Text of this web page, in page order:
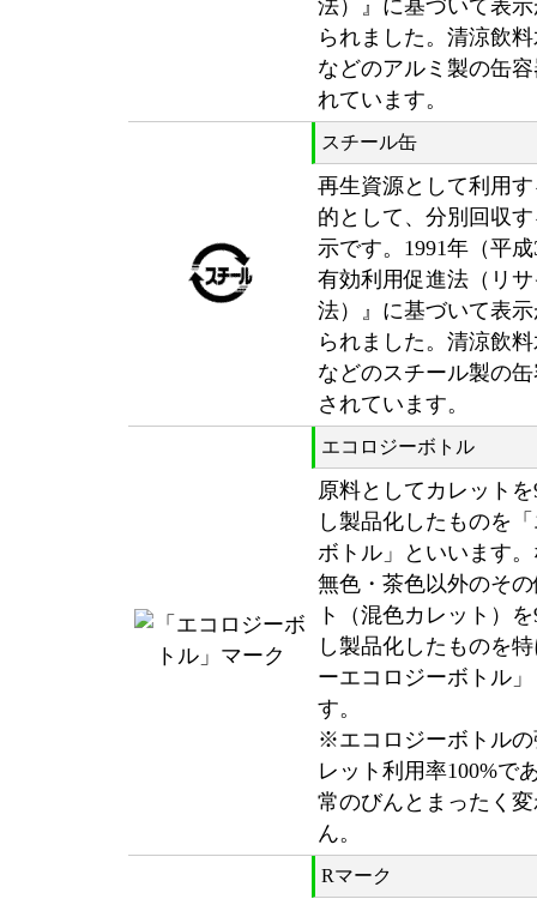
法）』に基づいて表
られました。清涼飲
などのアルミ製の缶
れています。
スチール缶
再生資源として利用
的として、分別回収
示です。1991年（平
有効利用促進法（リ
法）』に基づいて表
られました。清涼飲
などのスチール製の
されています。
エコロジーボトル
原料としてカレット
し製品化したものを
ボトル」といいます
無色・茶色以外のそ
ト（混色カレット）
し製品化したものを
ーエコロジーボトル
す。
※エコロジーボトル
レット利用率100%で
常のびんとまったく
ん。
Rマーク